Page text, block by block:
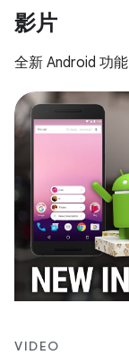
影片
全新 Android 功
VIDEO